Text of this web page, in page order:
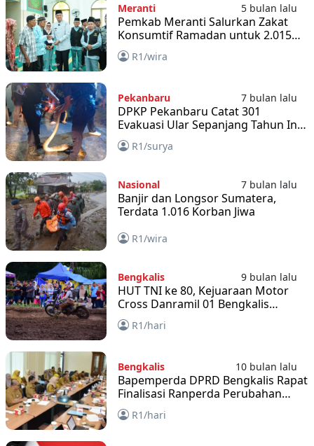
Meranti 5 bulan lalu
Pemkab Meranti Salurkan Zakat
Konsumtif Ramadan untuk 2.015
Mustahik
R1/wira
Pekanbaru 7 bulan lalu
DPKP Pekanbaru Catat 301
Evakuasi Ular Sepanjang Tahun Ini,
Warga Diminta Waspada
R1/surya
Nasional 7 bulan lalu
Banjir dan Longsor Sumatera,
Terdata 1.016 Korban Jiwa
R1/wira
Bengkalis 9 bulan lalu
HUT TNI ke 80, Kejuaraan Motor
Cross Danramil 01 Bengkalis
Berlangsung Meriah
R1/hari
Bengkalis 10 bulan lalu
Bapemperda DPRD Bengkalis Rapat
Finalisasi Ranperda Perubahan
Perda No 8 Tahun 2013
R1/hari